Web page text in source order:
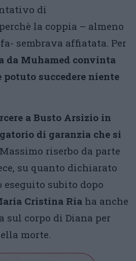
di
la coppia – almeno
sembrava affiatata. Per
da Muhamed convinta
potuto succedere niente
a Busto Arsizio in
di garanzia che si
Massimo riserbo da parte
su quanto dichiarato
subito dopo
Cristina Ria ha anche
sul corpo di Diana per
morte.